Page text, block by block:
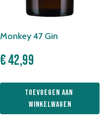
Monkey 47 Gin
€42,99
Toevoegen aan
winkelwagen